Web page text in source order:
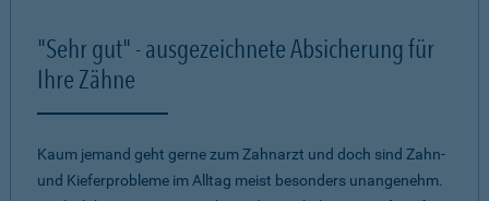
"Sehr gut" - ausgezeichnete Absicherung für
Ihre Zähne
Kaum jemand geht gerne zum Zahnarzt und doch sind Zahn-
und Kieferprobleme im Alltag meist besonders unangenehm.